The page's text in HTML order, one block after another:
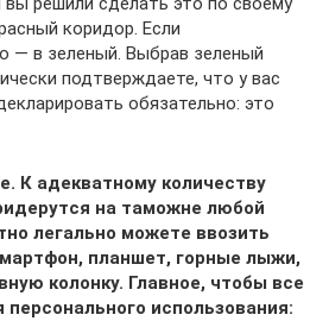
коридор. Если
— в зеленый. Выбрав зеленый
подтверждаете, что у вас
обязательно: это
К адекватному количеству
на таможне любой
легально можете ввозить
планшет, горные лыжи,
колонку. Главное, чтобы все
использования: